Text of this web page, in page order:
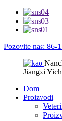
Pozovite nas: 86-
Jiangxi
Dom
Proizvodi